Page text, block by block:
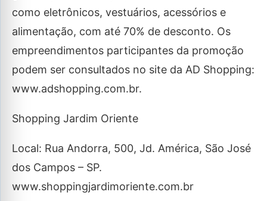
como eletrônicos, vestuários, acessórios e
alimentação, com até 70% de desconto. Os
empreendimentos participantes da promoção
podem ser consultados no site da AD Shopping:
www.adshopping.com.br.
Shopping Jardim Oriente
Local: Rua Andorra, 500, Jd. América, São José
dos Campos – SP.
www.shoppingjardimoriente.com.br